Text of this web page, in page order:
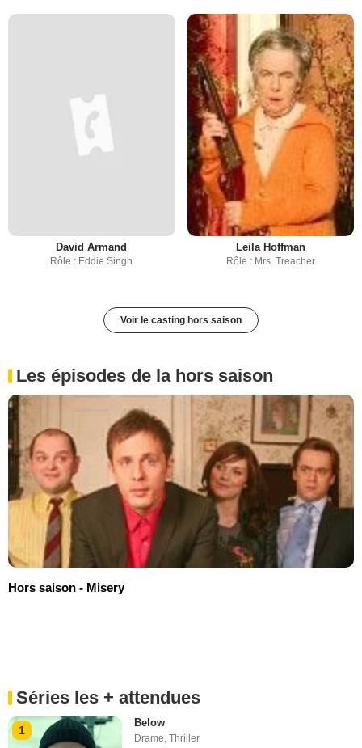
David Armand
Rôle : Eddie Singh
Leila Hoffman
Rôle : Mrs. Treacher
Voir le casting hors saison
Les épisodes de la hors saison
Hors saison - Misery
Séries les + attendues
1
Below
Drame,Thriller